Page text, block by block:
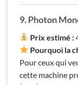
9. Photon
Prix estimé :
Pourquoi la
Pour ceux qui
cette machine